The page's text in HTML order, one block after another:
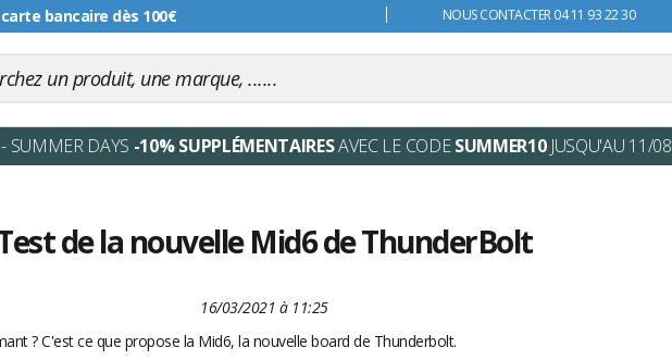
bancaire dès 100€
99€ NOUS CONTACTER 04 11 93 22 30
- SUMMER DAYS -10% SUPPLÉMENTAIRESAVEC LE CODESUMMER10JUSQU'AU 11/08
de la nouvelle Mid6 de ThunderBolt
16/03/2021 à 11:25
? C'est ce que propose la Mid6, la nouvelle board de Thunderbolt.